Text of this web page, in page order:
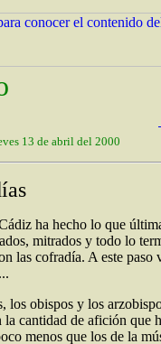
13 de abril del 2000
ha hecho lo que
mitrados y todo lo
las cofradía. A este paso
los obispos y los
la cantidad de afición que
menos que los de la